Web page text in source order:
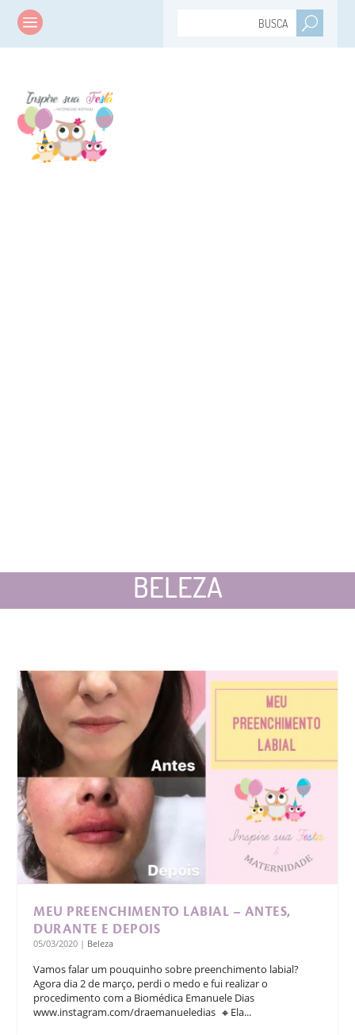
BELEZA
MEU PREENCHIMENTO LABIAL – ANTES,
DURANTE E DEPOIS
05/03/2020 | Beleza
Vamos falar um pouquinho sobre preenchimento labial?⁣
Agora dia 2 de março, perdi o medo e fui realizar o
procedimento com a Biomédica Emanuele Dias
www.instagram.com/draemanueledias ⁣ 🔸Ela...